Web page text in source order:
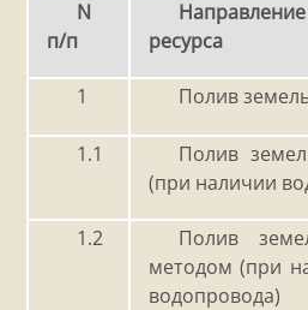
N
п/п
ресурса
1 Полив
1.1
Полив
(при наличии
1.2
Полив
методом (при
водопровода)